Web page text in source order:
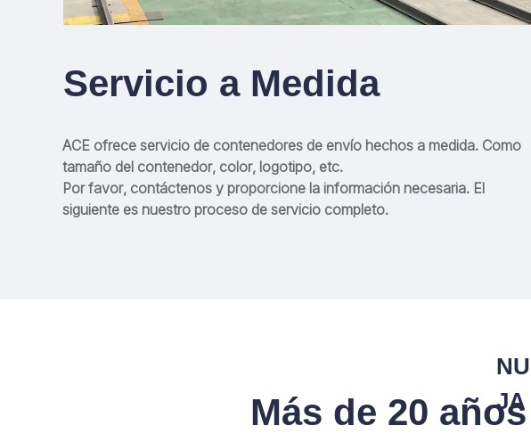
Servicio a Medida
ACE ofrece servicio de contenedores de envío hechos a medida. Como
tamaño del contenedor, color, logotipo, etc.
Por favor, contáctenos y proporcione la información necesaria. El
siguiente es nuestro proceso de servicio completo.
Más de 20
JA